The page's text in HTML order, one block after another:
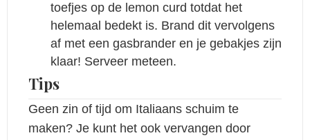
toefjes op de lemon curd totdat het
helemaal bedekt is. Brand dit vervolgens
af met een gasbrander en je gebakjes zijn
klaar! Serveer meteen.
Tips
Geen zin of tijd om Italiaans schuim te
maken? Je kunt het ook vervangen door